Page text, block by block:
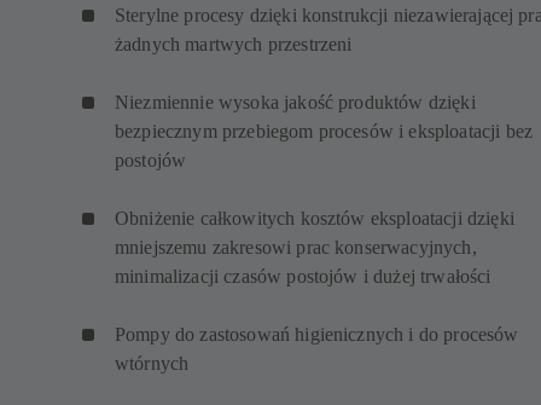
Sterylne procesy dzięki konstrukcji niezawierającej
żadnych martwych przestrzeni
Niezmiennie wysoka jakość produktów dzięki
bezpiecznym przebiegom procesów i eksploatacji bez
postojów
Obniżenie całkowitych kosztów eksploatacji dzięki
mniejszemu zakresowi prac konserwacyjnych,
minimalizacji czasów postojów i dużej trwałości
Pompy do zastosowań higienicznych i do procesów
wtórnych